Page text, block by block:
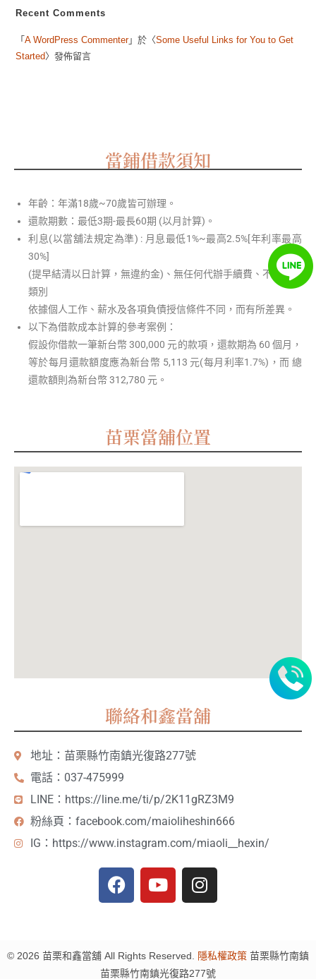
Recent Comments
「A WordPress Commenter」於〈Some Useful Links for You to Get
Started〉發佈留言
當鋪借款須知
年齡：年滿18歲~70歲皆可辦理。
還款期數：最低3期-最長60期 (以月計算)。
利息(以當舖法規定為準) : 月息最低1%~最高2.5%[年利率最高
30%]
(提早結清以日計算，無違約金)、無任何代辦手續費、不限職業
類別
依據個人工作、薪水及各項負債授信條件不同，而有所差異。
以下為借款成本計算的參考案例：
假設你借款一筆新台幣 300,000 元的款項，還款期為 60 個月，
等於每月還款額度應為新台幣 5,113 元(每月利率1.7%)，而 總
還款額則為新台幣 312,780 元。
苗栗當舖位置
聯絡和鑫當舖
地址：苗栗縣竹南鎮光復路277號
電話：037-475999
LINE：https://line.me/ti/p/2K11gRZ3M9
粉絲頁：facebook.com/maioliheshin666
IG：https://www.instagram.com/miaoli__hexin/
© 2026 苗栗和鑫當舖 All Rights Reserved. 隱私權政策 苗栗縣竹南鎮
苗栗縣竹南鎮光復路277號